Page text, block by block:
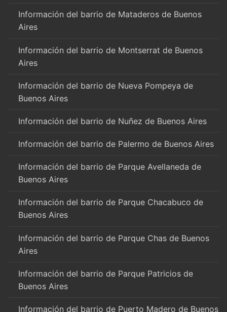
Información del barrio de Mataderos de Buenos
Aires
Información del barrio de Montserrat de Buenos
Aires
Información del barrio de Nueva Pompeya de
Buenos Aires
Información del barrio de Nuñez de Buenos Aires
Información del barrio de Palermo de Buenos Aires
Información del barrio de Parque Avellaneda de
Buenos Aires
Información del barrio de Parque Chacabuco de
Buenos Aires
Información del barrio de Parque Chas de Buenos
Aires
Información del barrio de Parque Patricios de
Buenos Aires
Información del barrio de Puerto Madero de Buenos